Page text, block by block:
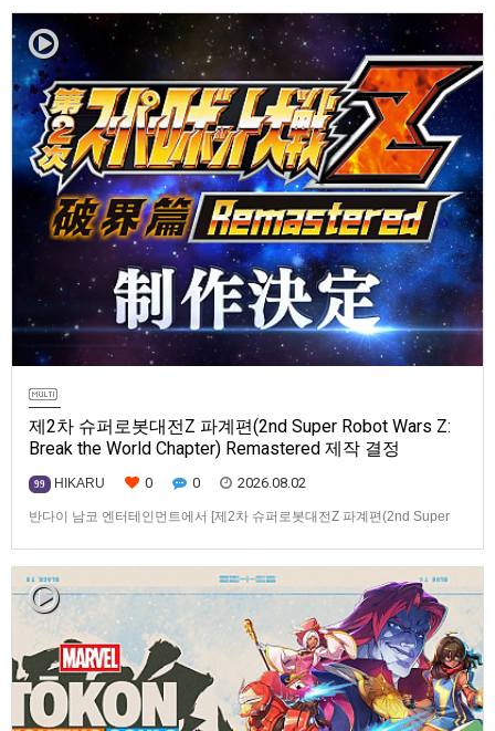
Switch™, Steam®용 ‘슈퍼로봇대전 Y’(한국어판)의 유료 DLC ‘애니버서리
확장팩’을 2026년 …
제2차 슈퍼로봇대전Z 파계편(2nd Super Robot Wars Z:
Break the World Chapter) Remastered 제작 결정
99 HIKARU 0 0 2026.08.02
반다이 남코 엔터테인먼트에서 [제2차 슈퍼로봇대전Z 파계편(2nd Super
판[제2차 슈퍼로봇대전Z 파계편]은 2011년 PSP로 발매되었으며, 2012년
에 발매되었던 [제2…